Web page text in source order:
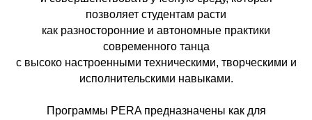
позволяет студентам расти
как разносторонние и автономные практики
современного танца
с высоко настроенными техническими, творческими и
исполнительскими навыками.
Программы PERA предназначены как для